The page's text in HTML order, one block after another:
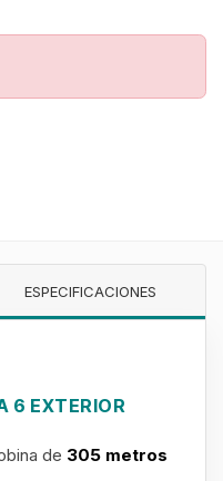
ESPECIFICACIONES
6 EXTERIOR
de 305 metros